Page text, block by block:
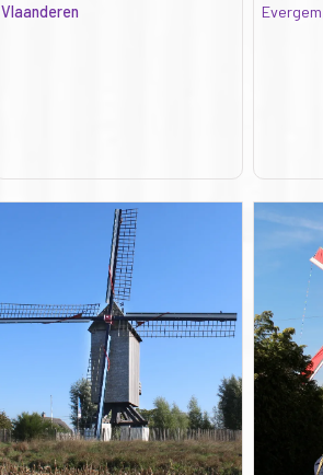
Vlaanderen